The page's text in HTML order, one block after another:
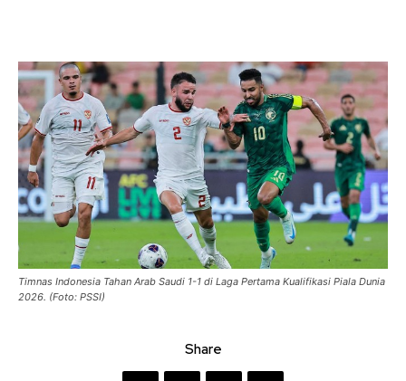
Timnas Indonesia Tahan Arab Saudi 1-1 di Laga Pertama Kualifikasi Piala Dunia
2026. (Foto: PSSI)
Share